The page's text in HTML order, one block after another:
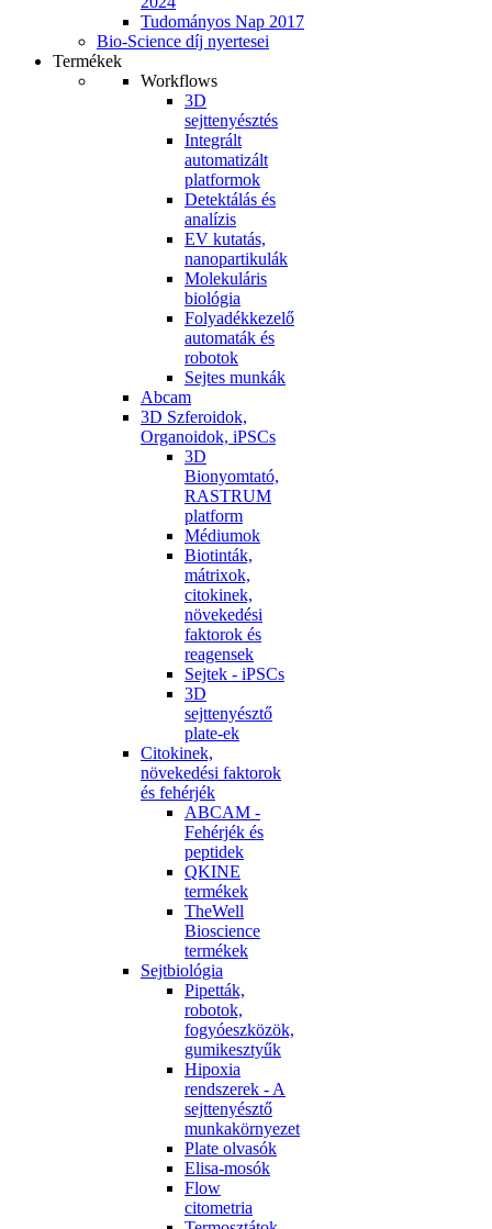
Tudományos Nap 2017
Bio-Science díj nyertesei
Termékek
Workflows
3D
sejttenyésztés
Integrált
automatizált
platformok
Detektálás és
analízis
EV kutatás,
nanopartikulák
Molekuláris
biológia
Folyadékkezelő
automaták és
robotok
Sejtes munkák
Abcam
3D Szferoidok,
Organoidok, iPSCs
3D
Bionyomtató,
RASTRUM
platform
Médiumok
Biotinták,
mátrixok,
citokinek,
növekedési
faktorok és
reagensek
Sejtek - iPSCs
3D
sejttenyésztő
plate-ek
Citokinek,
növekedési faktorok
és fehérjék
ABCAM -
Fehérjék és
peptidek
QKINE
termékek
TheWell
Bioscience
termékek
Sejtbiológia
Pipetták,
robotok,
fogyóeszközök,
gumikesztyűk
Hipoxia
rendszerek - A
sejttenyésztő
munkakörnyezet
Plate olvasók
Elisa-mosók
Flow
citometria